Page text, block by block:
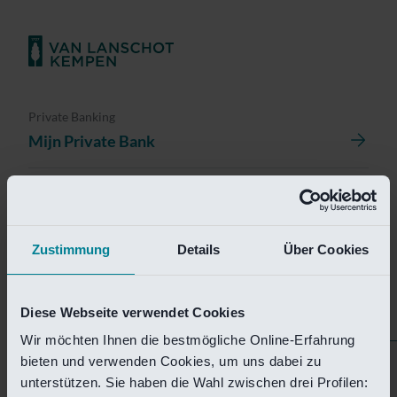
Zustimmung Details Über Cookies
Diese Webseite verwendet Cookies
Wir möchten Ihnen die bestmögliche Online-Erfahrung
bieten und verwenden Cookies, um uns dabei zu
unterstützen. Sie haben die Wahl zwischen drei Profilen:
Private Banking
Mijn Private Bank
Helaas is deze pagina